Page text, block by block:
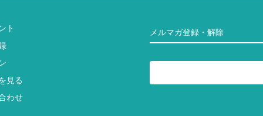
メルマガ登録・解除
ト
見る
わせ